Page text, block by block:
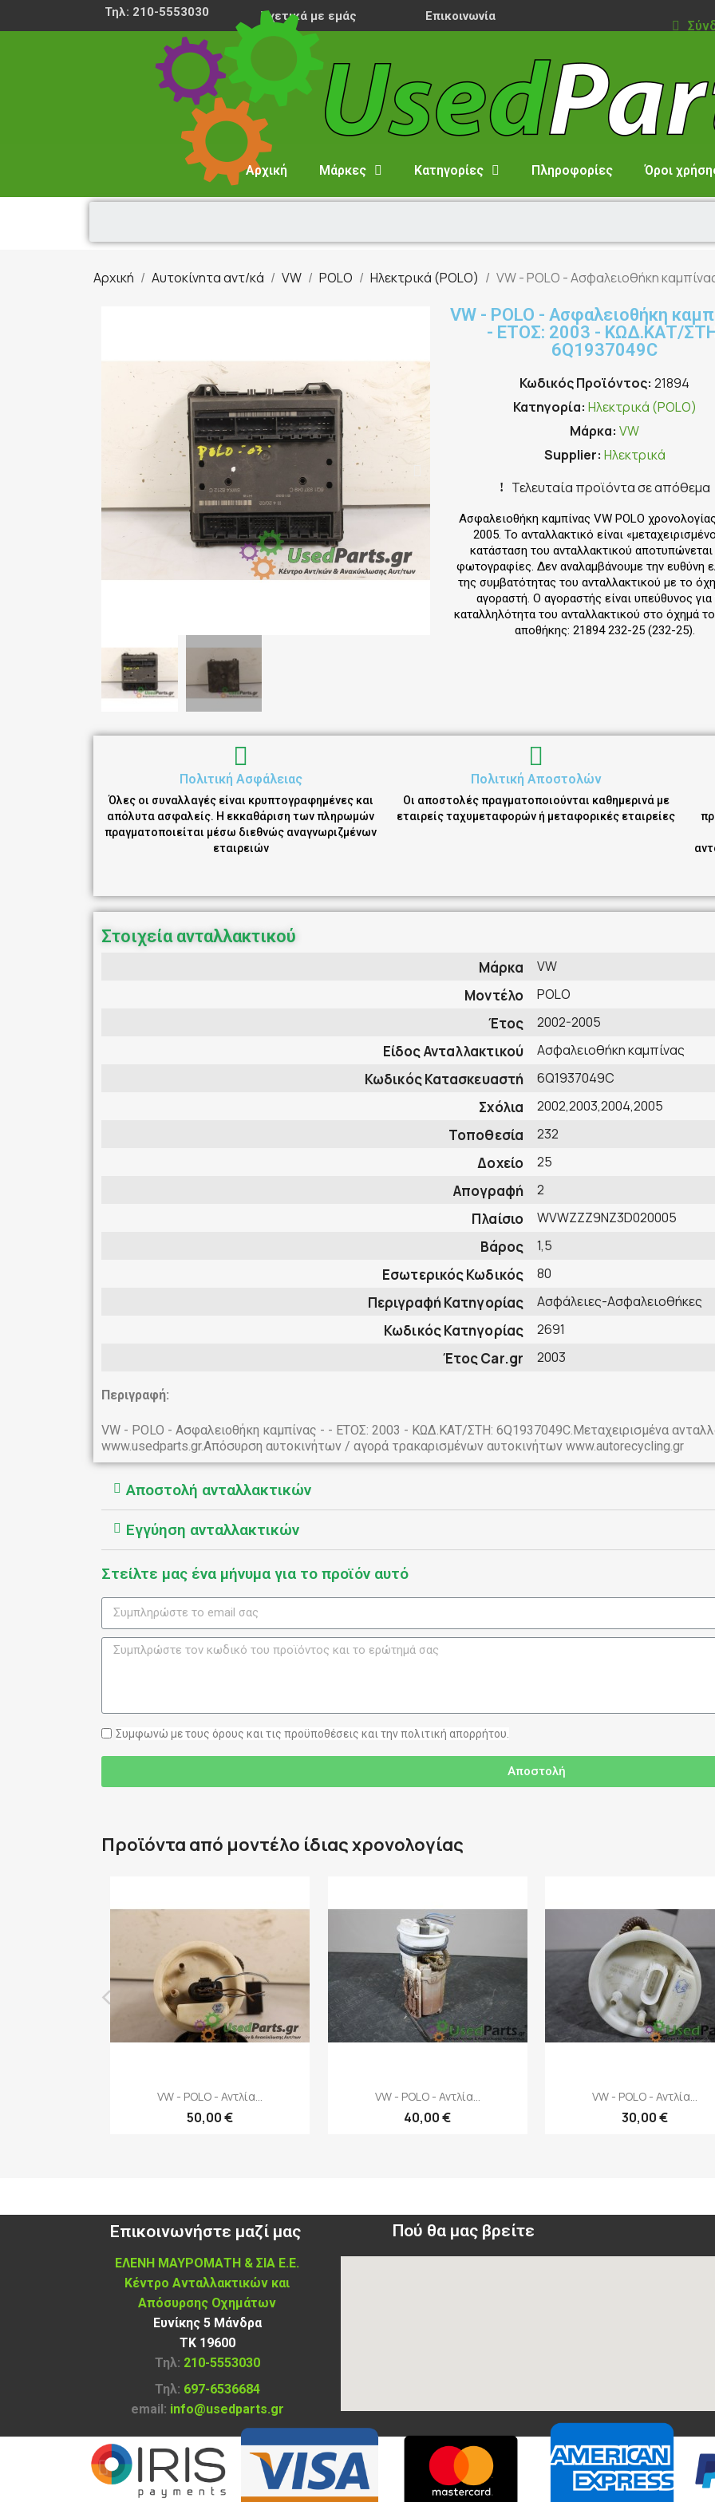
Τηλ: 210-5553030 Σχετικά με εμάς Επικοινωνία
Αρχική Μάρκες Κατηγορίες Πληροφορίες Όροι
Αρχική Αυτοκίνητα αντ/κά VW POLO Ηλεκτρικά (POLO) VW - POLO - Ασφαλειοθήκη
VW - POLO - Ασφαλειοθήκη
- ΕΤΟΣ: 2003 - ΚΩΔ.ΚΑΤ/
6Q1937049C
Κωδικός Προϊόντος 21894
Κατηγορία Ηλεκτρικά (POLO)
Μάρκα VW
Supplier Ηλεκτρικά
Τελευταία προϊόντα σε απόθεμα
Ασφαλειοθήκη καμπίνας VW POLO
2005. Το ανταλλακτικό είναι
κατάσταση του ανταλλακτικού αποτυπώνεται
φωτογραφίες. Δεν αναλαμβάνουμε την ευθύνη
της συμβατότητας του ανταλλακτικού με το
αγοραστή. Ο αγοραστής είναι υπεύθυνος για
καταλληλότητα του ανταλλακτικού στο όχημά
αποθήκης: 21894 232-25 (232-25).
Πολιτική Ασφάλειας
Όλες οι συναλλαγές είναι κρυπτογραφημένες και
απόλυτα ασφαλείς. Η εκκαθάριση των πληρωμών
πραγματοποιείται μέσω διεθνώς αναγνωριζμένων
εταιρειών
Πολιτική Αποστολών
Οι αποστολές πραγματοποιούνται καθημερινά με
εταιρείς ταχυμεταφορών ή μεταφορικές εταιρείες
Στοιχεία ανταλλακτικού
Μάρκα VW
Μοντέλο POLO
Έτος 2002-2005
Είδος Ανταλλακτικού Ασφαλειοθήκη καμπίνας
Κωδικός Κατασκευαστή 6Q1937049C
Σχόλια 2002,2003,2004,2005
Τοποθεσία 232
Δοχείο 25
Απογραφή 2
Πλαίσιο WVWZZZ9NZ3D020005
Βάρος 1,5
Εσωτερικός Κωδικός 80
Περιγραφή Κατηγορίας Ασφάλειες-Ασφαλειοθήκες
Κωδικός Κατηγορίας 2691
Έτος Car.gr 2003
Περιγραφή:
VW - POLO - Ασφαλειοθήκη καμπίνας - - ΕΤΟΣ: 2003 - ΚΩΔ.ΚΑΤ/ΣΤΗ: 6Q1937049C.Μεταχειρισμένα
www.usedparts.gr.Απόσυρση αυτοκινήτων / αγορά τρακαρισμένων αυτοκινήτων www.autorecycling.gr
Αποστολή ανταλλακτικών
Εγγύηση ανταλλακτικών
Στείλτε μας ένα μήνυμα για το προϊόν αυτό
Συμφωνώ με τους όρους και τις προϋποθέσεις και την πολιτική απορρήτου.
Αποστολή
Προϊόντα από μοντέλο ίδιας χρονολογίας
Γρήγορη προβολή
VW - POLO - Αντλία...
50,00 €
Γρήγορη προβολή
VW - POLO - Αντλία...
40,00 €
Γρήγορη προβολή
VW - POLO - Αντλία...
30,00 €
‹
Επικοινωνήστε μαζί μας Πού θα μας βρείτε
ΕΛΕΝΗ ΜΑΥΡΟΜΑΤΗ & ΣΙΑ Ε.Ε.
Κέντρο Ανταλλακτικών και
Απόσυρσης Οχημάτων
Ευνίκης 5 Μάνδρα
ΤΚ 19600
Τηλ: 210-5553030
Τηλ: 697-6536684
email: info@usedparts.gr